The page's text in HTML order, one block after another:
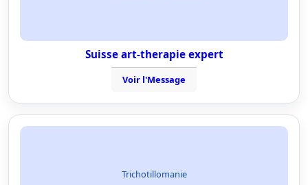
Suisse art-therapie expert
Voir l'Message
Trichotillomanie